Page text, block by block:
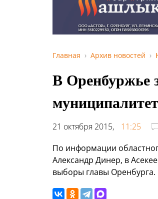
Главная Архив новостей
В Оренбуржье
21 октября 2015,
11:25
По информации
Александр Динер, в
выборы главы Оренбурга.